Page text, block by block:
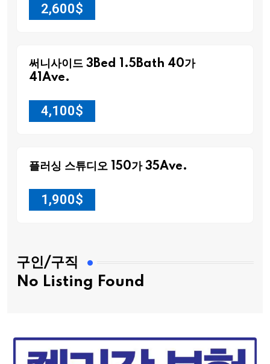
2,600$
써니사이드 3Bed 1.5Bath 40가
41Ave.
4,100$
플러싱 스튜디오 150가 35Ave.
1,900$
구인/구직
No Listing Found